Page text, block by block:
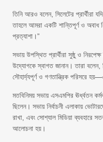
তিনি আরও বলেন, সিলেটের প্রার্থীরা
তাহলে আমরা একটি শান্তিপূর্ণ ও অবাধ
প্রত্যাশা।”
সভায় উপস্থিত প্রার্থীরা সুষ্ঠু ও
উদ্যোগকে স্বাগত জানান। তারা বলেন,
সৌহার্দ্যপূর্ণ ও গণতান্ত্রিক পরিসরে
মতবিনিময় সভায় এসএমপির ঊর্ধ্বতন
ছিলেন। সভায় নির্বাচনী এলাকায়
রাখা, এবং সোশ্যাল মিডিয়া ব্যবহারে
আলোচনা হয়।